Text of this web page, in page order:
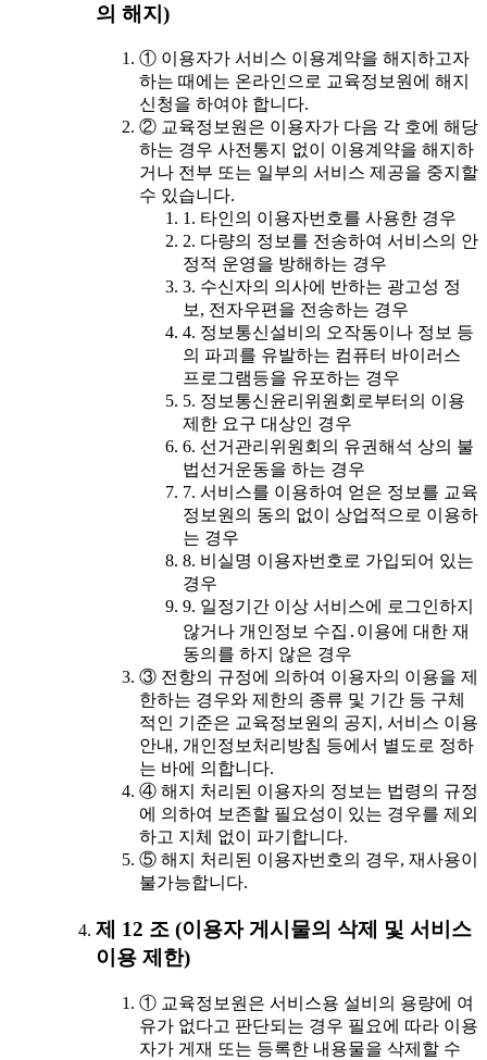
의 해지)
① 이용자가 서비스 이용계약을 해지하고자
하는 때에는 온라인으로 교육정보원에 해지
신청을 하여야 합니다.
② 교육정보원은 이용자가 다음 각 호에 해당
하는 경우 사전통지 없이 이용계약을 해지하
거나 전부 또는 일부의 서비스 제공을 중지할
수 있습니다.
1. 타인의 이용자번호를 사용한 경우
2. 다량의 정보를 전송하여 서비스의 안
정적 운영을 방해하는 경우
3. 수신자의 의사에 반하는 광고성 정
보, 전자우편을 전송하는 경우
4. 정보통신설비의 오작동이나 정보 등
의 파괴를 유발하는 컴퓨터 바이러스
프로그램등을 유포하는 경우
5. 정보통신윤리위원회로부터의 이용
제한 요구 대상인 경우
6. 선거관리위원회의 유권해석 상의 불
법선거운동을 하는 경우
7. 서비스를 이용하여 얻은 정보를 교육
정보원의 동의 없이 상업적으로 이용하
는 경우
8. 비실명 이용자번호로 가입되어 있는
경우
9. 일정기간 이상 서비스에 로그인하지
않거나 개인정보 수집․이용에 대한 재
동의를 하지 않은 경우
③ 전항의 규정에 의하여 이용자의 이용을 제
한하는 경우와 제한의 종류 및 기간 등 구체
적인 기준은 교육정보원의 공지, 서비스 이용
안내, 개인정보처리방침 등에서 별도로 정하
는 바에 의합니다.
④ 해지 처리된 이용자의 정보는 법령의 규정
에 의하여 보존할 필요성이 있는 경우를 제외
하고 지체 없이 파기합니다.
⑤ 해지 처리된 이용자번호의 경우, 재사용이
불가능합니다.
제 12 조 (이용자 게시물의 삭제 및 서비스
이용 제한)
① 교육정보원은 서비스용 설비의 용량에 여
유가 없다고 판단되는 경우 필요에 따라 이용
자가 게재 또는 등록한 내용물을 삭제할 수